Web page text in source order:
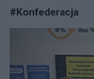
#Konfederacja